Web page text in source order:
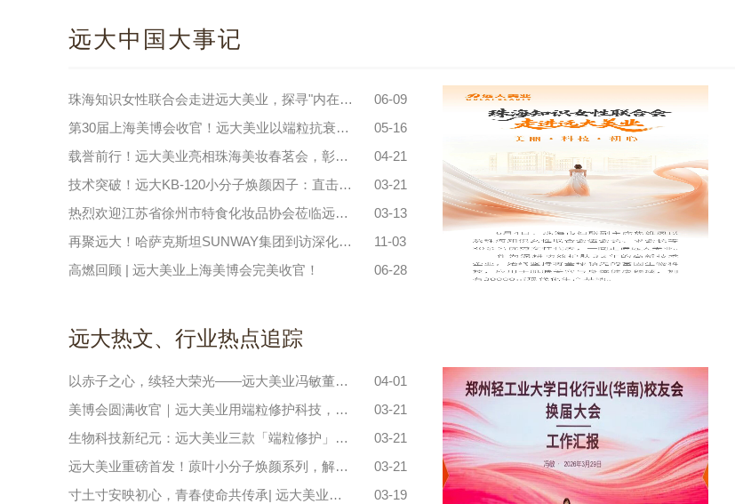
远大中国大事记
珠海知识女性联合会走进远大美业，探寻"内在健康，外在美丽"的奥秘！
06-09
第30届上海美博会收官！远大美业以端粒抗衰科技，定义美业新未来
05-16
载誉前行！远大美业亮相珠海美妆春茗会，彰显产业标杆力量
04-21
技术突破！远大KB-120小分子焕颜因子：直击细胞端粒，重塑护肤新路径
03-21
热烈欢迎江苏省徐州市特食化妆品协会莅临远大美业参观交流！
03-13
再聚远大！哈萨克斯坦SUNWAY集团到访深化战略合作
11-03
高燃回顾 | 远大美业上海美博会完美收官！
06-28
远大热文、行业热点追踪
以赤子之心，续轻大荣光——远大美业冯敏董事长与校友共话日化新篇章
04-01
美博会圆满收官｜远大美业用端粒修护科技，守护每一份健康与美丽!
03-21
生物科技新纪元：远大美业三款「端粒修护」新品定义未来护肤
03-21
远大美业重磅首发！蒝叶小分子焕颜系列，解锁端粒修护新科技
03-21
寸土寸安映初心，青春使命共传承| 远大美业全民国家安全教育日特别活动
03-19